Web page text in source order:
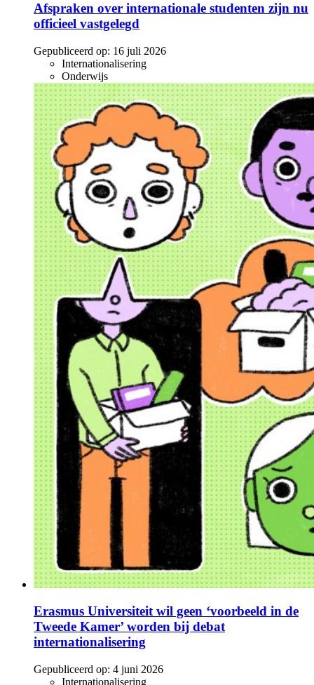
Afspraken over internationale studenten zijn nu
officieel vastgelegd
Gepubliceerd op: 16 juli 2026
Internationalisering
Onderwijs
Erasmus Universiteit wil geen ‘voorbeeld in de
Tweede Kamer’ worden bij debat
internationalisering
Gepubliceerd op: 4 juni 2026
Internationalisering